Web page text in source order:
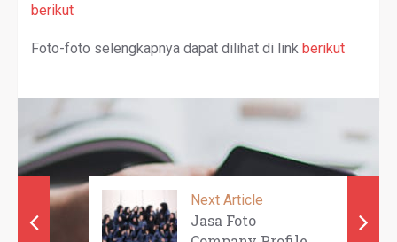
berikut
Foto-foto selengkapnya dapat dilihat di link berikut
Next Article
Jasa Foto